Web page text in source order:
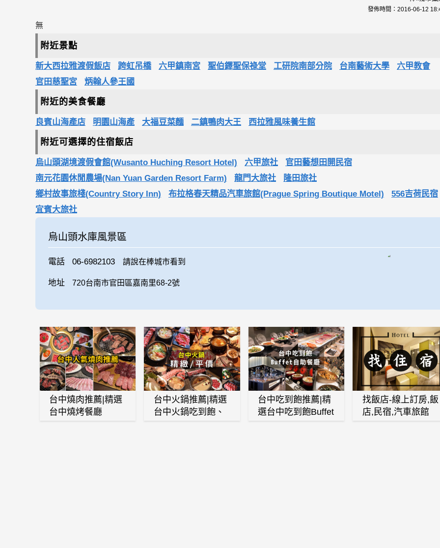
發佈時間： 2016-06-12
無
附近景點
新大西拉雅渡假飯店 跨虹吊橋 六甲鎮南宮 聖伯鐸聖保祿堂 工研院南部分院 台南藝術大學
六甲教會
官田慈聖宮
炳翰人參王國
附近的美食餐廳
良賓山海產店 明園山海產 大福豆菜麵 二鎮鴨肉大王 西拉雅風味養生館
附近可選擇的住宿飯店
烏山頭湖境渡假會館(Wusanto Huching Resort Hotel) 六甲旅社
官田藝想田開民宿
南元花園休閒農場(Nan Yuan Garden Resort Farm)
龍門大旅社
隆田旅社
鄉村故事旅棧(Country Story Inn)
布拉格春天精品汽車旅館(Prague Spring Boutique Motel)
556吉荷民宿
宜賓大旅社
烏山頭水庫風景區
電話 06-6982103 請說在棒城市看到
地址 720台南市官田區嘉南里68-2號
台中燒肉推薦|精選
台中燒烤餐廳
台中火鍋推薦|精選
台中火鍋吃到飽、
台中吃到飽推薦|精
選台中吃到飽Buffet
找飯店-線上訂房,飯
店,民宿,汽車旅館